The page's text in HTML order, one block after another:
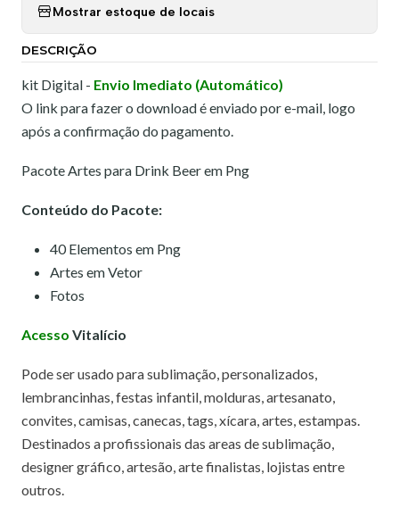
Mostrar estoque de locais
DESCRIÇÃO
kit Digital - Envio Imediato (Automático)
O link para fazer o download é enviado por e-mail, logo
após a confirmação do pagamento.
Pacote Artes para Drink Beer em Png
Conteúdo do Pacote:
40 Elementos em Png
Artes em Vetor
Fotos
Acesso Vitalício
Pode ser usado para sublimação, personalizados,
lembrancinhas, festas infantil, molduras, artesanato,
convites, camisas, canecas, tags, xícara, artes, estampas.
Destinados a profissionais das areas de sublimação,
designer gráfico, artesão, arte finalistas, lojistas entre
outros.